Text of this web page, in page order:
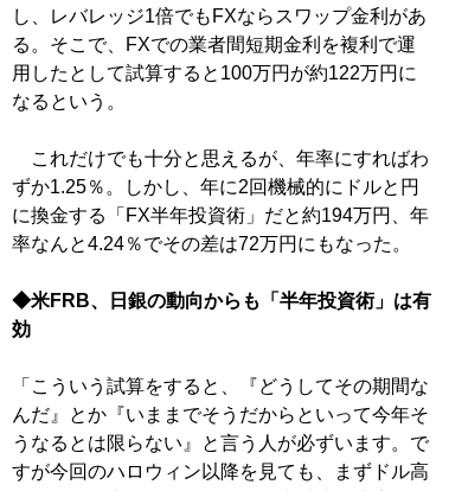
し、レバレッジ1倍でもFXならスワップ金利があ
る。そこで、FXでの業者間短期金利を複利で運
用したとして試算すると100万円が約122万円に
なるという。
これだけでも十分と思えるが、年率にすればわ
ずか1.25％。しかし、年に2回機械的にドルと円
に換金する「FX半年投資術」だと約194万円、年
率なんと4.24％でその差は72万円にもなった。
◆米FRB、日銀の動向からも「半年投資術」は有
効
「こういう試算をすると、『どうしてその期間な
んだ』とか『いままでそうだからといって今年そ
うなるとは限らない』と言う人が必ずいます。で
すが今回のハロウィン以降を見ても、まずドル高